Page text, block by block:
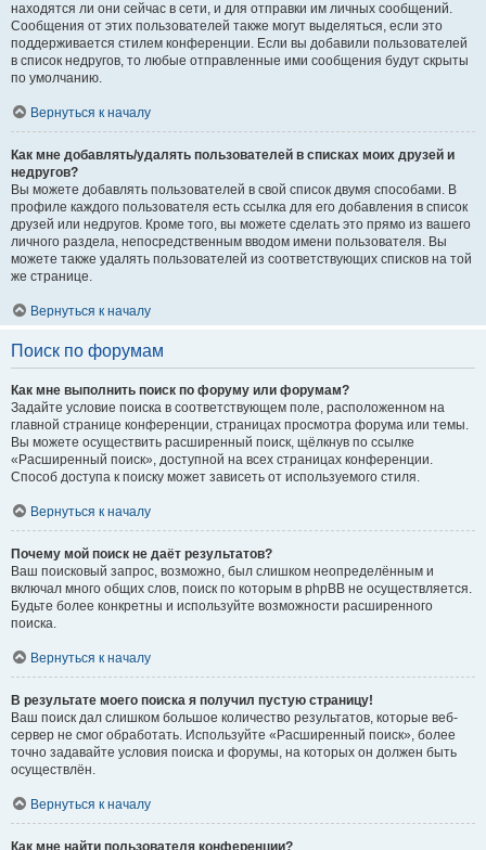
находятся ли они сейчас в сети, и для отправки им личных сообщений.
Сообщения от этих пользователей также могут выделяться, если это
поддерживается стилем конференции. Если вы добавили пользователей
в список недругов, то любые отправленные ими сообщения будут скрыты
по умолчанию.
Вернуться к началу
Как мне добавлять/удалять пользователей в списках моих друзей и
недругов?
Вы можете добавлять пользователей в свой список двумя способами. В
профиле каждого пользователя есть ссылка для его добавления в список
друзей или недругов. Кроме того, вы можете сделать это прямо из вашего
личного раздела, непосредственным вводом имени пользователя. Вы
можете также удалять пользователей из соответствующих списков на той
же странице.
Вернуться к началу
Поиск по форумам
Как мне выполнить поиск по форуму или форумам?
Задайте условие поиска в соответствующем поле, расположенном на
главной странице конференции, страницах просмотра форума или темы.
Вы можете осуществить расширенный поиск, щёлкнув по ссылке
«Расширенный поиск», доступной на всех страницах конференции.
Способ доступа к поиску может зависеть от используемого стиля.
Вернуться к началу
Почему мой поиск не даёт результатов?
Ваш поисковый запрос, возможно, был слишком неопределённым и
включал много общих слов, поиск по которым в phpBB не осуществляется.
Будьте более конкретны и используйте возможности расширенного
поиска.
Вернуться к началу
В результате моего поиска я получил пустую страницу!
Ваш поиск дал слишком большое количество результатов, которые веб-
сервер не смог обработать. Используйте «Расширенный поиск», более
точно задавайте условия поиска и форумы, на которых он должен быть
осуществлён.
Вернуться к началу
Как мне найти пользователя конференции?